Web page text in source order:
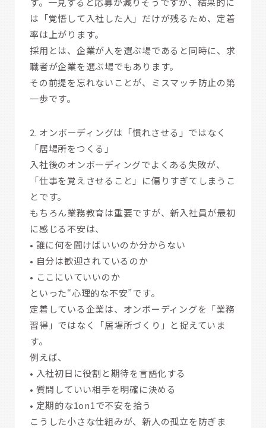
は「覚悟して入社した人」だけが残るため、定着
率は上がります。
採用とは、企業が人を選ぶ場であると同時に、求
職者が企業を選ぶ場でもあります。
その前提を忘れないことが、ミスマッチ防止の第
一歩です。
2. オンボーディングは「慣れさせる」ではなく
「居場所をつくる」
入社後のオンボーディングでよくある失敗が、
「仕事を覚えさせること」に偏りすぎてしまうこ
とです。
もちろん業務教育は重要ですが、新入社員が最初
に感じる不安は、
• 誰に何を聞けばいいのか分からない
• 自分は歓迎されているのか
• ここにいていいのか
といった“心理的な不安”です。
定着している企業は、オンボーディングを「業務
習得」ではなく「居場所づくり」と捉えていま
す。
例えば、
• 入社初日に役割と期待を言語化する
• 質問していい相手を明確に決める
• 定期的な1on1で不安を拾う
こうした小さな仕組みが、新人の孤立を防ぎま